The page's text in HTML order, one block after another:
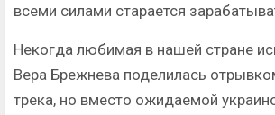
всеми силами старается
Некогда любимая в нашей стране
Вера Брежнева поделилась
трека, но вместо ожидаемой